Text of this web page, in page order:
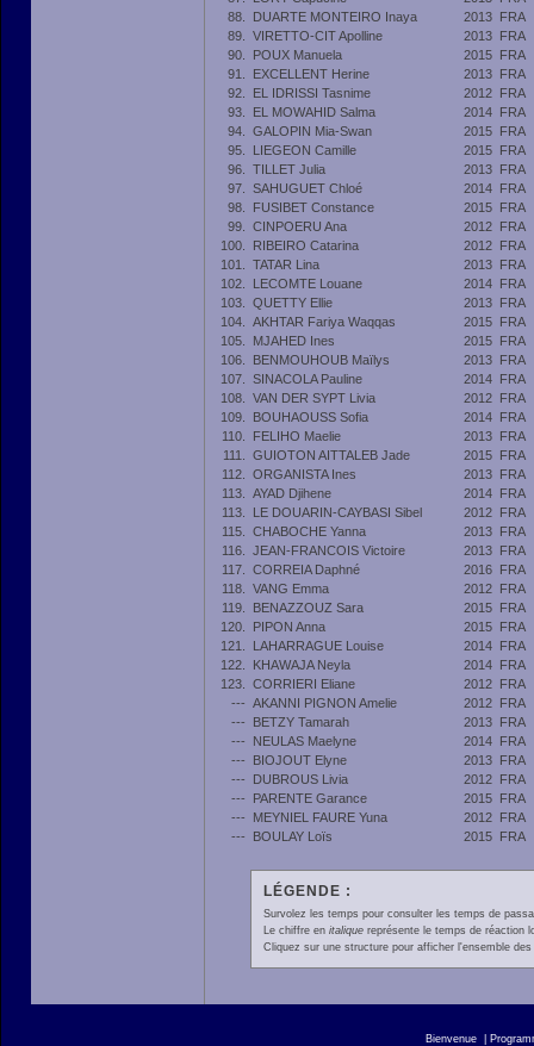
88.
DUARTE MONTEIRO Inaya 2013 FRA
89.
VIRETTO-CIT Apolline 2013 FRA
90.
POUX Manuela 2015 FRA
91.
EXCELLENT Herine 2013 FRA
92.
EL IDRISSI Tasnime 2012 FRA
93.
EL MOWAHID Salma 2014 FRA
94.
GALOPIN Mia-Swan 2015 FRA
95.
LIEGEON Camille 2015 FRA
96.
TILLET Julia 2013 FRA
97.
SAHUGUET Chloé 2014 FRA
98.
FUSIBET Constance 2015 FRA
99.
CINPOERU Ana 2012 FRA
100.
RIBEIRO Catarina 2012 FRA
101.
TATAR Lina 2013 FRA
102.
LECOMTE Louane 2014 FRA
103.
QUETTY Ellie 2013 FRA
104.
AKHTAR Fariya Waqqas 2015 FRA
105.
MJAHED Ines 2015 FRA
106.
BENMOUHOUB Maïlys 2013 FRA
107.
SINACOLA Pauline 2014 FRA
108.
VAN DER SYPT Livia 2012 FRA
109.
BOUHAOUSS Sofia 2014 FRA
110.
FELIHO Maelie 2013 FRA
111.
GUIOTON AITTALEB Jade 2015 FRA
112.
ORGANISTA Ines 2013 FRA
113.
AYAD Djihene 2014 FRA
113.
LE DOUARIN-CAYBASI Sibel 2012 FRA
115.
CHABOCHE Yanna 2013 FRA
116.
JEAN-FRANCOIS Victoire 2013 FRA
117.
CORREIA Daphné 2016 FRA
118.
VANG Emma 2012 FRA
119.
BENAZZOUZ Sara 2015 FRA
120.
PIPON Anna 2015 FRA
121.
LAHARRAGUE Louise 2014 FRA
122.
KHAWAJA Neyla 2014 FRA
123.
CORRIERI Eliane 2012 FRA
--- AKANNI PIGNON Amelie 2012 FRA
---
BETZY Tamarah 2013 FRA
---
NEULAS Maelyne 2014 FRA
---
BIOJOUT Elyne 2013 FRA
---
DUBROUS Livia 2012 FRA
---
PARENTE Garance 2015 FRA
---
MEYNIEL FAURE Yuna 2012 FRA
---
BOULAY Loïs 2015 FRA
LÉGENDE :
Survolez les temps pour consulter les temps de
Le chiffre en italiquereprésente le temps de réaction
Cliquez sur une structure pour afficher l'ensemble
Bienvenue